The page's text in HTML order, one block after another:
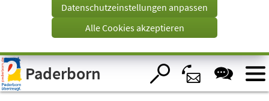
Visuelle
Assistenzsoftware
öffnen.
Tab)
Datenschutzeinstellungen anpassen
Alle Cookies akzeptieren
Paderborn